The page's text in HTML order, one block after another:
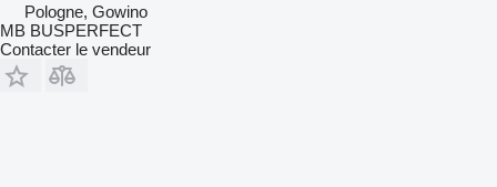
Pologne, Gowino
MB BUSPERFECT
Contacter le vendeur